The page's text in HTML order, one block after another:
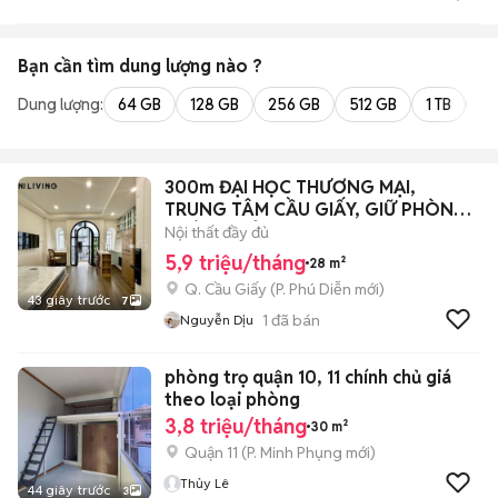
Bạn cần tìm dung lượng nào ?
Dung lượng: 64 GB 128 GB 256 GB 512 GB 1 TB
43 giây trước 7
300m ĐẠI HỌC THƯƠNG MẠI,
TRUNG TÂM CẦU GIẤY, GIỮ PHÒNG
THÁNG 9 Ở
Nội thất đầy đủ
5,9 triệu/tháng 28 m²
Q. Cầu Giấy (P. Phú Diễn mới)
Nguyễn Dịu 1 đã bán
44 giây trước 3
phòng trọ quận 10, 11 chính chủ giá
theo loại phòng
3,8 triệu/tháng 30 m²
Quận 11 (P. Minh Phụng mới)
Thủy Lê